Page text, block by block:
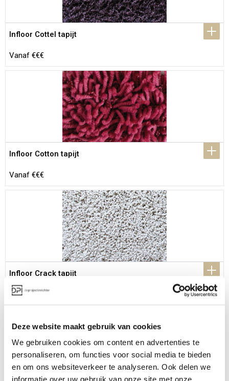
Deze website maakt gebruik van cookies
We gebruiken cookies om content en advertenties te
personaliseren, om functies voor social media te bieden
en om ons websiteverkeer te analyseren. Ook delen we
Infloor Cottel tapijt
Vanaf €€€
Infloor Cotton tapijt
Vanaf €€€
Infloor Crack tapijt
Vanaf €€€